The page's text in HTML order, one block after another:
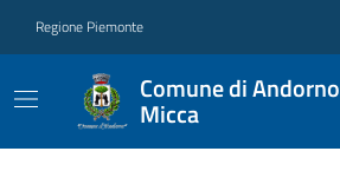
Regione Piemonte
Comune di Andorno
Micca